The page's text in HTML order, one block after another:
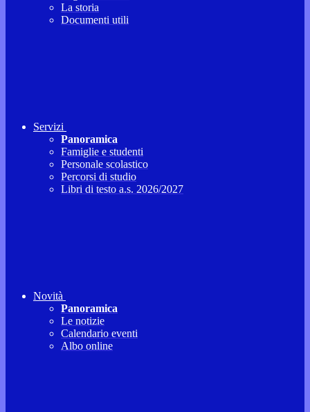
La storia
Documenti utili
Servizi
Panoramica
Famiglie e studenti
Personale scolastico
Percorsi di studio
Libri di testo a.s. 2026/2027
Novità
Panoramica
Le notizie
Calendario eventi
Albo online